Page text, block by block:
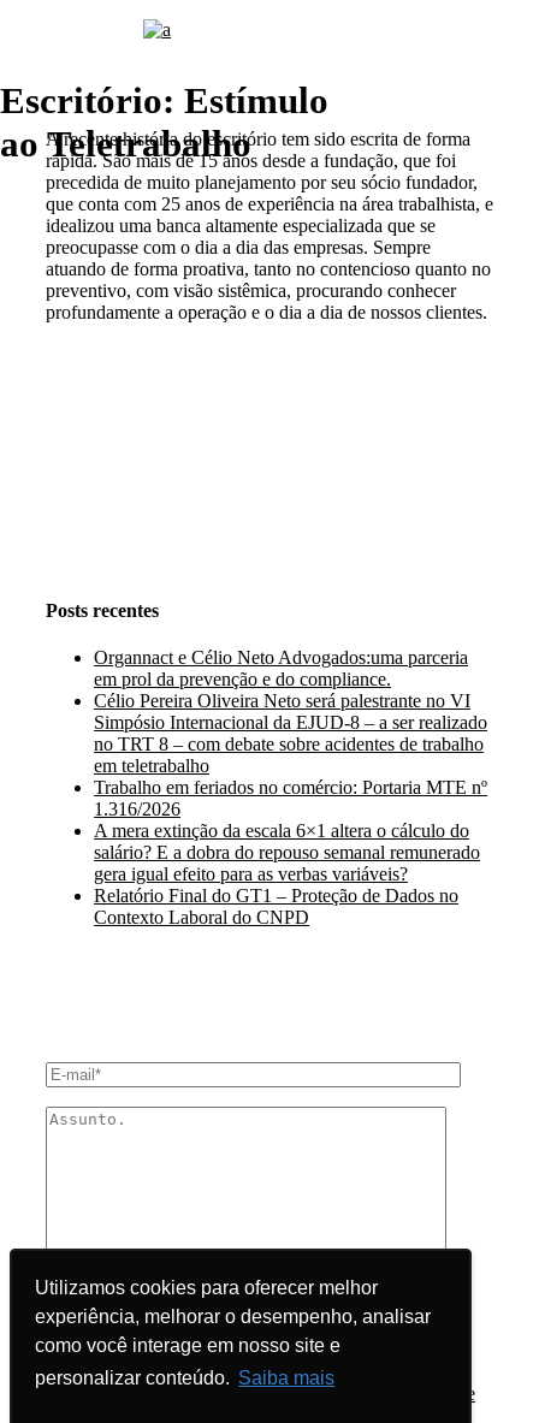
Utilizamos cookies para oferecer melhor
experiência, melhorar o desempenho, analisar
como você interage em nosso site e
personalizar conteúdo. Saiba mais
Utilizamos cookies para oferecer melhor
experiência, melhorar o desempenho, analisar
como você interage em nosso site e
personalizar conteúdo. Saiba mais
Escritório: Estímulo
ao Teletrabalho
A recente história do escritório tem sido escrita de forma
rápida. São mais de 15 anos desde a fundação, que foi
precedida de muito planejamento por seu sócio fundador,
que conta com 25 anos de experiência na área trabalhista, e
idealizou uma banca altamente especializada que se
preocupasse com o dia a dia das empresas. Sempre
atuando de forma proativa, tanto no contencioso quanto no
preventivo, com visão sistêmica, procurando conhecer
profundamente a operação e o dia a dia de nossos clientes.
Posts recentes
Organnact e Célio Neto Advogados:uma parceria
em prol da prevenção e do compliance.
Célio Pereira Oliveira Neto será palestrante no VI
Simpósio Internacional da EJUD-8 – a ser realizado
no TRT 8 – com debate sobre acidentes de trabalho
em teletrabalho
Trabalho em feriados no comércio: Portaria MTE nº
1.316/2026
A mera extinção da escala 6×1 altera o cálculo do
salário? E a dobra do repouso semanal remunerado
gera igual efeito para as verbas variáveis?
Relatório Final do GT1 – Proteção de Dados no
Contexto Laboral do CNPD
Desejo receber comunicações.
Ao informar seus dados você concorda com a
política de